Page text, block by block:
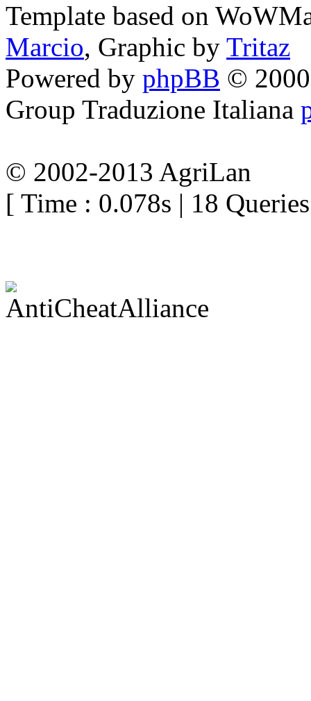
Template based on
Marcio, Graphic by Tritaz
Powered by phpBB ©
Group Traduzione Italiana
© 2002-2013 AgriLan
[ Time : 0.078s | 18